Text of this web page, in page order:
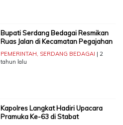
Bupati Serdang Bedagai Resmikan
Ruas Jalan di Kecamatan Pegajahan
PEMERINTAH, SERDANG BEDAGAI | 2
tahun lalu
Kapolres Langkat Hadiri Upacara
Pramuka Ke-63 di Stabat